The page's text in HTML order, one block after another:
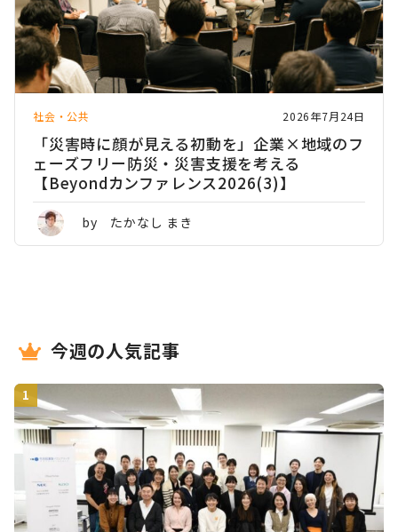
社会・公共 2026年7月24日
「災害時に顔が見える初動を」企業×地域のフ
ェーズフリー防災・災害支援を考える
【Beyondカンファレンス2026(3)】
by たかなし まき
今週の人気記事